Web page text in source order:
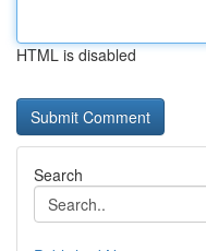
HTML is disabled
Search